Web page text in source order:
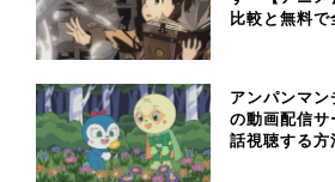
比較と無料
アンパンマン
の動画配信サ
話視聴する方